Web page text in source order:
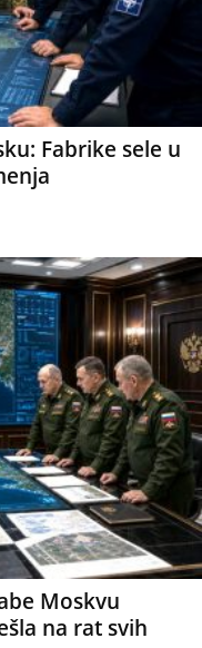
Fabrike sele u
Moskvu
na rat svih